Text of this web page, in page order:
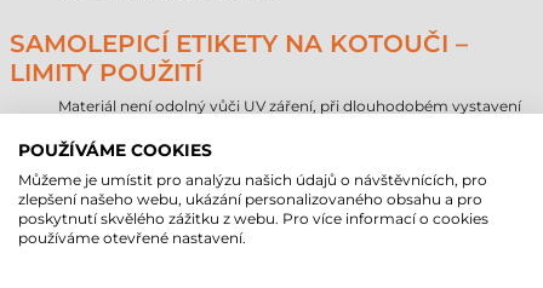
SAMOLEPICÍ ETIKETY NA KOTOUČI –
LIMITY POUŽITÍ
Materiál není odolný vůči UV záření, při dlouhodobém vystavení
Produkt není voděodolný, vlivem vlhkosti může docházet k
Venkovní použití se nedoporučuje kvůli nízké odolnosti vůči
povětrnostním vlivům.
SROVNÁNÍ ŽIVOTNOSTI PAPÍROVÝCH
POUŽÍVÁME COOKIES
Můžeme je umístit pro analýzu našich údajů o návštěvnících, pro
zlepšení našeho webu, ukázání personalizovaného obsahu a pro
poskytnutí skvělého zážitku z webu. Pro více informací o cookies
používáme otevřené nastavení.